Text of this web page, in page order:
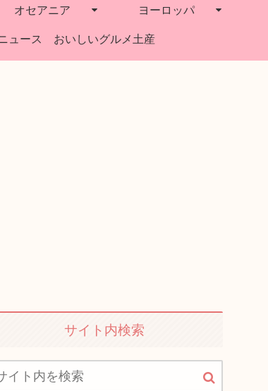
オセアニア ヨーロッパ
ュース おいしいグルメ土産
サイト内検索